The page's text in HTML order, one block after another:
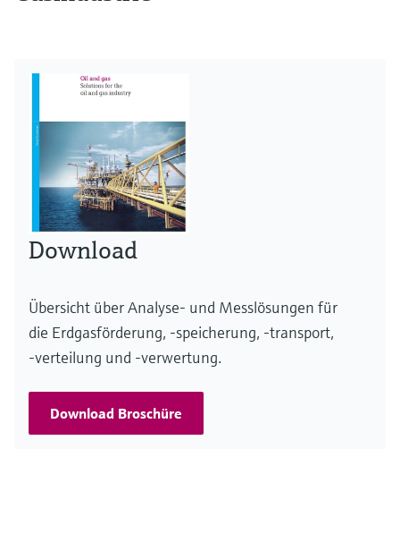
Download
Übersicht über Analyse- und Messlösungen für
die Erdgasförderung, -speicherung, -transport,
-verteilung und -verwertung.
Download Broschüre